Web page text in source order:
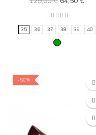
35 36 37 38 39 40
-50%